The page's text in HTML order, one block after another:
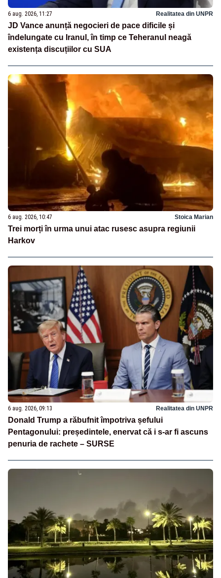
6 aug. 2026, 11:27 Realitatea din UNPR
JD Vance anunță negocieri de pace dificile și
îndelungate cu Iranul, în timp ce Teheranul neagă
existența discuțiilor cu SUA
6 aug. 2026, 10:47 Stoica Marian
Trei morți în urma unui atac rusesc asupra regiunii
Harkov
6 aug. 2026, 09:13 Realitatea din UNPR
Donald Trump a răbufnit împotriva șefului
Pentagonului: președintele, enervat că i s-ar fi ascuns
penuria de rachete – SURSE